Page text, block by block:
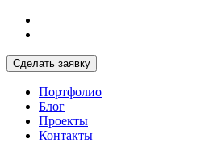
Сделать заявку
Портфолио
Блог
Проекты
Контакты